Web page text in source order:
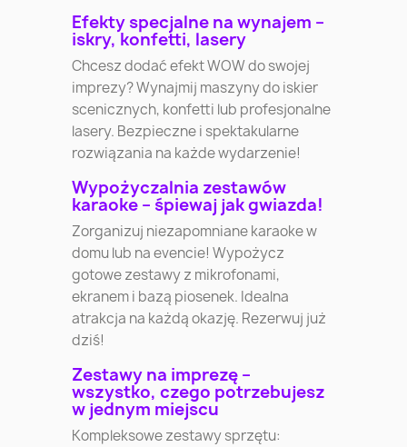
Efekty specjalne na wynajem –
iskry, konfetti, lasery
Chcesz dodać efekt WOW do swojej
imprezy? Wynajmij maszyny do iskier
scenicznych, konfetti lub profesjonalne
lasery. Bezpieczne i spektakularne
rozwiązania na każde wydarzenie!
Wypożyczalnia zestawów
karaoke – śpiewaj jak gwiazda!
Zorganizuj niezapomniane karaoke w
domu lub na evencie! Wypożycz
gotowe zestawy z mikrofonami,
ekranem i bazą piosenek. Idealna
atrakcja na każdą okazję. Rezerwuj już
dziś!
Zestawy na imprezę –
wszystko, czego potrzebujesz
w jednym miejscu
Kompleksowe zestawy sprzętu: